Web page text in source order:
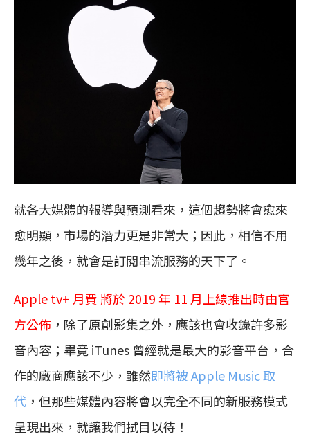
就各大媒體的報導與預測看來，這個趨勢將會愈來
愈明顯，市場的潛力更是非常大；因此，相信不用
幾年之後，就會是訂閱串流服務的天下了。
Apple tv+ 月費 將於 2019 年 11 月上線推出時由官
方公佈 ，除了原創影集之外，應該也會收錄許多影
音內容；畢竟 iTunes 曾經就是最大的影音平台，合
作的廠商應該不少，雖然即將被 Apple Music 取
代 ，但那些媒體內容將會以完全不同的新服務模式
呈現出來，就讓我們拭目以待！